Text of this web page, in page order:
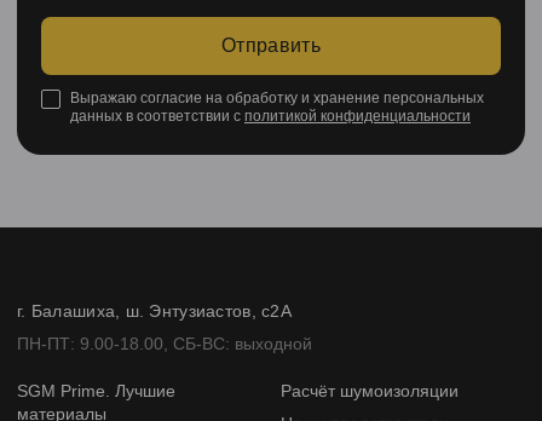
Отправить
Выражаю согласие на обработку и хранение персональных
данных в соответствии с политикой конфиденциальности
г. Балашиха, ш. Энтузиастов, с2А
ПН-ПТ: 9.00-18.00, СБ-ВС: выходной
SGM Prime. Лучшие
материалы
Расчёт шумоизоляции